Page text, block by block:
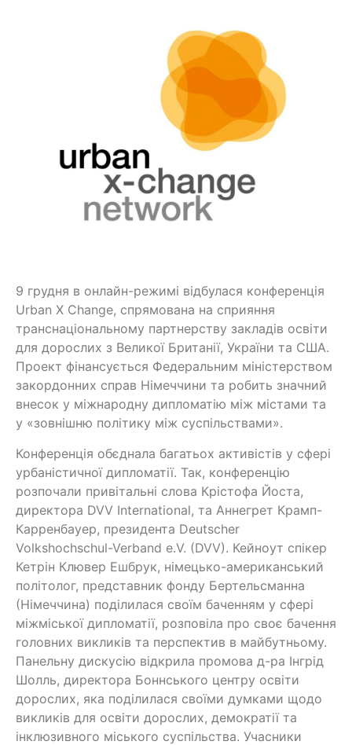
9 грудня в онлайн-режимі відбулася конференція
Urban X Change, спрямована на сприяння
транснаціональному партнерству закладів освіти
для дорослих з Великої Британії, України та США.
Проект фінансується Федеральним міністерством
закордонних справ Німеччини та робить значний
внесок у міжнародну дипломатію між містами та
у «зовнішню політику між суспільствами».
Конференція обєднала багатьох активістів у сфері
урбаністичної дипломатії. Так, конференцію
розпочали привітальні слова Крістофа Йоста,
директора DVV International, та Аннегрет Крамп-
Карренбауер, президента Deutscher
Volkshochschul-Verband e.V. (DVV). Кейноут спікер
Кетрін Клювер Ешбрук, німецько-американський
політолог, представник фонду Бертельсманна
(Німеччина) поділилася своїм баченням у сфері
міжміської дипломатії, розповіла про своє бачення
головних викликів та перспектив в майбутньому.
Панельну дискусію відкрила промова д-ра Інгрід
Шолль, директора Боннського центру освіти
дорослих, яка поділилася своїми думками щодо
викликів для освіти дорослих, демократії та
інклюзивного міського суспільства. Учасники